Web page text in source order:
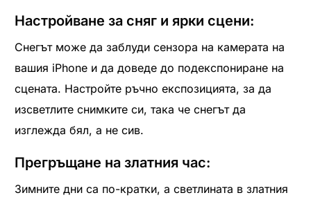
Настройване за сняг и ярки сцени:
Снегът може да заблуди сензора на камерата на
вашия iPhone и да доведе до подекспониране на
сцената. Настройте ръчно експозицията, за да
изсветлите снимките си, така че снегът да
изглежда бял, а не сив.
Прегръщане на златния час:
Зимните дни са по-кратки, а светлината в златния